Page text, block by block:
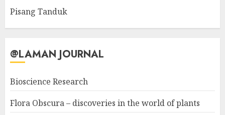
Pisang Tanduk
@LAMAN JOURNAL
Bioscience Research
Flora Obscura – discoveries in the world of plants